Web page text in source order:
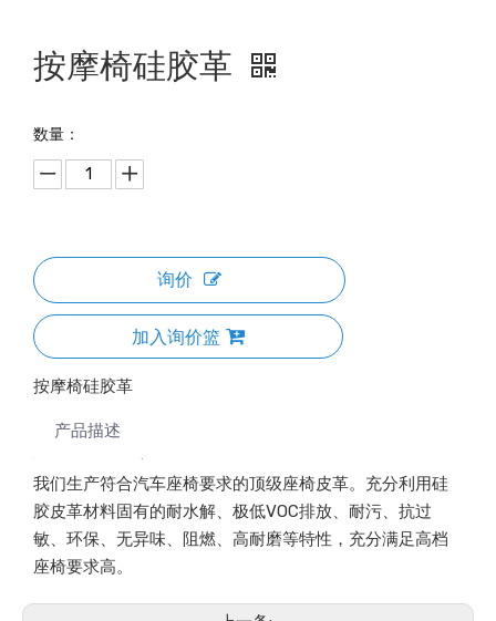
按摩椅硅胶革
数量：
询价
加入询价篮
按摩椅硅胶革
产品描述
我们生产符合汽车座椅要求的顶级座椅皮革。充分利用硅
胶皮革材料固有的耐水解、极低VOC排放、耐污、抗过
敏、环保、无异味、阻燃、高耐磨等特性，充分满足高档
座椅要求高。